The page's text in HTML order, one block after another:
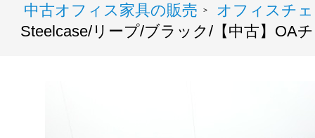
中古オフィス家具の販売 >
オフィスチ
Steelcase/リープ/ブラック/【中古】OA